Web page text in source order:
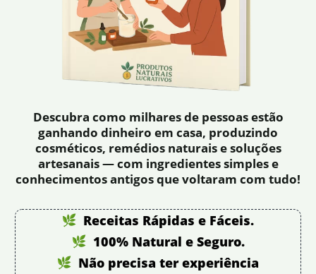
Descubra como milhares de pessoas estão
ganhando dinheiro em casa, produzindo
cosméticos, remédios naturais e soluções
artesanais — com ingredientes simples e
conhecimentos antigos que voltaram com tudo!
Receitas Rápidas e Fáceis.
100% Natural e Seguro.
Não precisa ter experiência